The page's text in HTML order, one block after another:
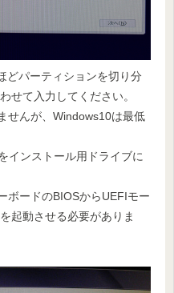
どパーティションを切り分
せて入力してください。
せんが、Windows10は最低
インストール用ドライブに
ボードのBIOSからUEFIモー
起動させる必要がありま